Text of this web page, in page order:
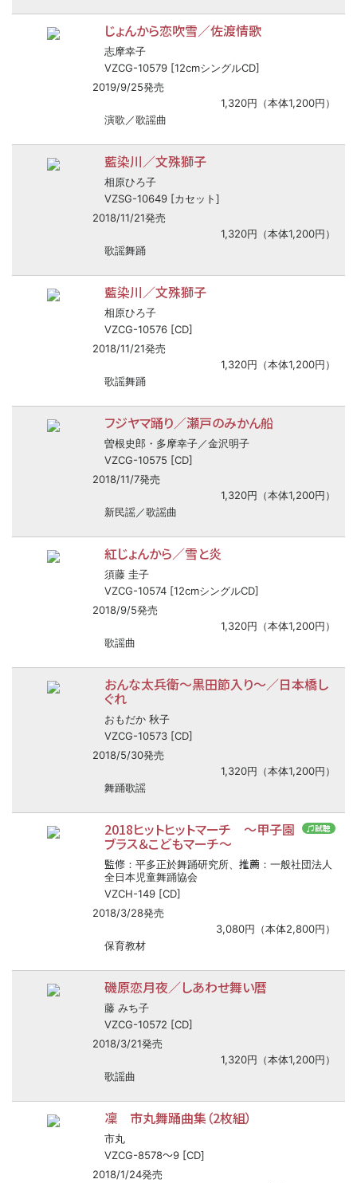
じょんから恋吹雪／佐渡情歌
志摩幸子
VZCG-10579 [12cmシングルCD]
2019/9/25発売
1,320円（本体1,200円）
演歌／歌謡曲
藍染川／文殊獅子
相原ひろ子
VZSG-10649 [カセット]
2018/11/21発売
1,320円（本体1,200円）
歌謡舞踊
藍染川／文殊獅子
相原ひろ子
VZCG-10576 [CD]
2018/11/21発売
1,320円（本体1,200円）
歌謡舞踊
フジヤマ踊り／瀬戸のみかん船
曽根史郎・多摩幸子／金沢明子
VZCG-10575 [CD]
2018/11/7発売
1,320円（本体1,200円）
新民謡／歌謡曲
紅じょんから／雪と炎
須藤 圭子
VZCG-10574 [12cmシングルCD]
2018/9/5発売
1,320円（本体1,200円）
歌謡曲
おんな太兵衛～黒田節入り～／日本橋し
ぐれ
おもだか 秋子
VZCG-10573 [CD]
2018/5/30発売
1,320円（本体1,200円）
舞踊歌謡
♫試聴
2018ヒットヒットマーチ ～甲子園
ブラス＆こどもマーチ～
監修 ：平多正於舞踊研究所、 推薦 ：一般社団法人
全日本児童舞踊協会
VZCH-149 [CD]
2018/3/28発売
3,080円（本体2,800円）
保育教材
磯原恋月夜／しあわせ舞い暦
藤 みち子
VZCG-10572 [CD]
2018/3/21発売
1,320円（本体1,200円）
歌謡曲
凜 市丸舞踊曲集（2枚組）
市丸
VZCG-8578〜9 [CD]
2018/1/24発売